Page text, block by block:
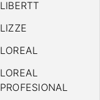
LIBERTT
LIZZE
LOREAL
LOREAL
PROFESIONAL